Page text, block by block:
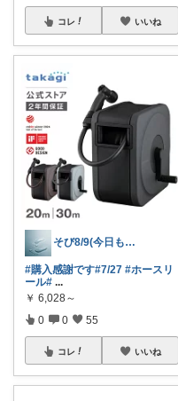
コレ いいね
そび8/9(今日も良いことありますように
#購入感謝です#7/27 #ホースリ
ール# ...
￥ 6,028～
0 0 55
コレ いいね